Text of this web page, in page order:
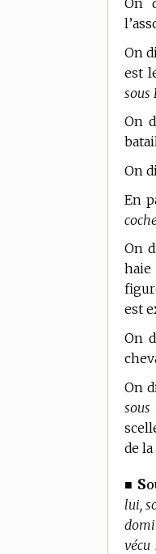
On
est
sous
On
On
En
On
haie
est
On
On
sous
de
■
lui,